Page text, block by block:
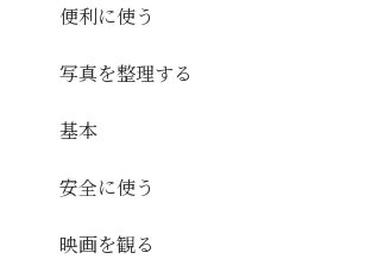
便利に使う
写真を整理する
基本
安全に使う
映画を観る